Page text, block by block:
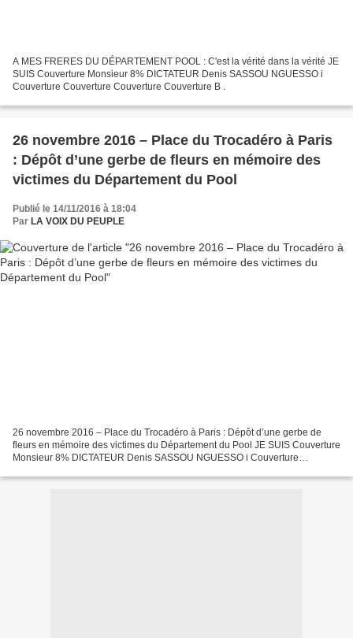
A MES FRERES DU DÉPARTEMENT POOL : C'est la vérité dans la vérité JE
SUIS Couverture Monsieur 8% DICTATEUR Denis SASSOU NGUESSO i
Couverture Couverture Couverture Couverture B .
26 novembre 2016 – Place du Trocadéro à Paris
: Dépôt d’une gerbe de fleurs en mémoire des
victimes du Département du Pool
Publié le 14/11/2016 à 18:04
Par LA VOIX DU PEUPLE
26 novembre 2016 – Place du Trocadéro à Paris : Dépôt d’une gerbe de
fleurs en mémoire des victimes du Département du Pool JE SUIS Couverture
Monsieur 8% DICTATEUR Denis SASSOU NGUESSO i Couverture